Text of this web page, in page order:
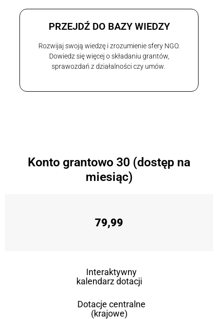
PRZEJDŹ DO BAZY WIEDZY
Rozwijaj swoją wiedzę i zrozumienie sfery NGO.
Dowiedz się więcej o składaniu grantów,
sprawozdań z działalności czy umów.
Konto grantowo 30 (dostęp na
miesiąc)
79,99
Interaktywny
kalendarz dotacji
Dotacje centralne
(krajowe)